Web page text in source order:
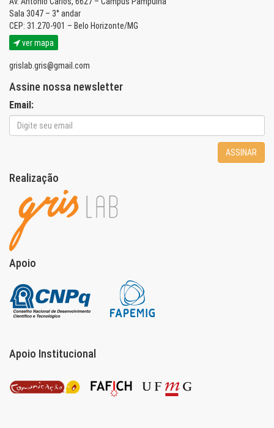
Sala 3047 – 3° andar
CEP: 31.270-901 – Belo Horizonte/MG
ver mapa
grislab.gris@gmail.com
Assine nossa newsletter
Email:
ASSINAR
Realização
Apoio
Apoio Institucional